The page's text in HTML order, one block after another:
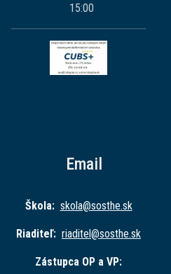
15:00
Email
Škola: skola@sosthe.sk
Riaditeľ: riaditel@sosthe.sk
Zástupca OP a VP: